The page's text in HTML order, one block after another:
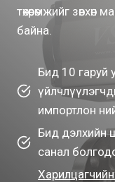
төхөөрөмжийг
байна.
Бид 10 гаруй
импортлон
Бид дэлхийн
санал